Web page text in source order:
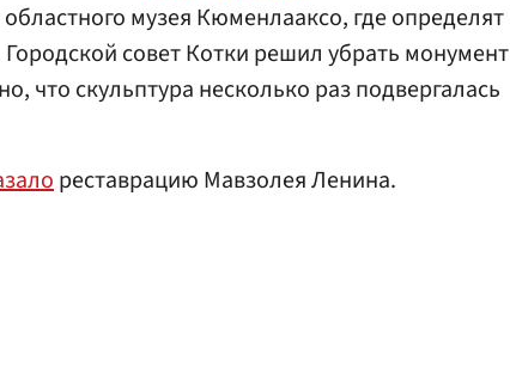
музея Кюменлааксо, где определят
совет Котки решил убрать монумент
что скульптура несколько раз подвергалась
реставрацию Мавзолея Ленина.